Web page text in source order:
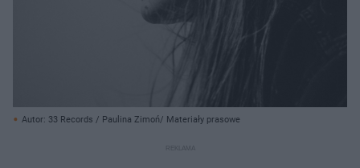
Autor: 33 Records / Paulina Zimoń/ Materiały prasowe